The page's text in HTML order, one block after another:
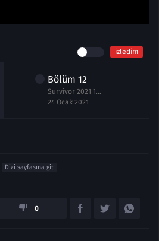
izledim
Bölüm 12
Survivor 2021 12.Bölüm izle 24 Ocak
24 Ocak 2021
Dizi sayfasına git
0